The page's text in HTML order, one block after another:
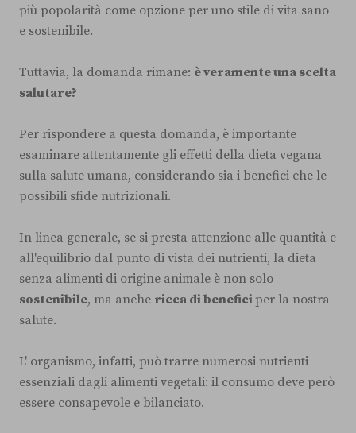
più popolarità come opzione per uno stile di vita sano
e sostenibile.
Tuttavia, la domanda rimane: è veramente una scelta
salutare?
Per rispondere a questa domanda, è importante
esaminare attentamente gli effetti della dieta vegana
sulla salute umana, considerando sia i benefici che le
possibili sfide nutrizionali.
In linea generale, se si presta attenzione alle quantità e
all'equilibrio dal punto di vista dei nutrienti, la dieta
senza alimenti di origine animale è non solo
sostenibile, ma anche ricca di benefici per la nostra
salute.
L' organismo, infatti, può trarre numerosi nutrienti
essenziali dagli alimenti vegetali: il consumo deve però
essere consapevole e bilanciato.